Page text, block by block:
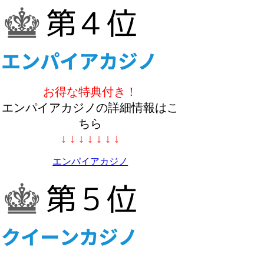
お得な特典付き！
エンパイアカジノの詳細情報はこ
ちら
↓ ↓ ↓ ↓ ↓ ↓ ↓
エンパイアカジノ